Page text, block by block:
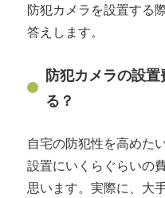
防犯カメラを設置する
答えします。
防犯カメラの設
る？
自宅の防犯性を高めた
設置にいくらぐらいの
思います。実際に、大